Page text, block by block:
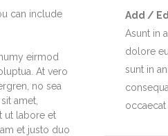
can include
eirmod
At vero
no sea
amet,
ut labore et
et justo duo
Add /
Asunt in
dolore
sunt in